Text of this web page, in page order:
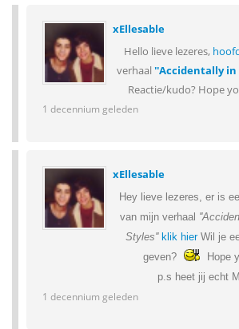
xEllesable
Hello lieve lezeres,
verhaal ''Accidentally in
Reactie/kudo? Hope
1 decennium geleden
xEllesable
Hey lieve lezeres, er is
van mijn verhaal
Styles'' klik hierWil je
geven?
Hope
p.s heet jij echt
1 decennium geleden